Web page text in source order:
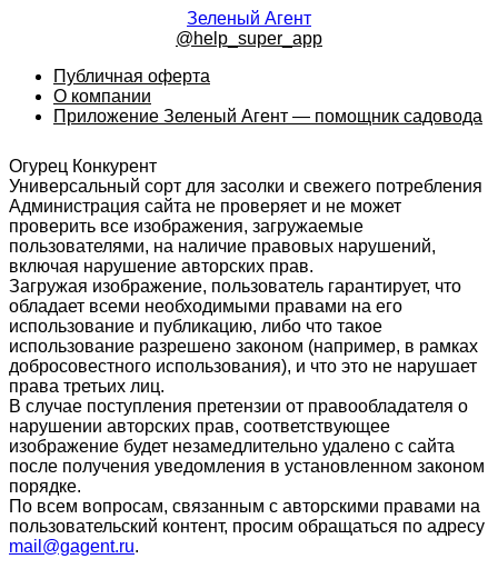
Зеленый Агент
@help_super_app
Публичная оферта
О компании
Приложение Зеленый Агент — помощник садовода
Огурец Конкурент
Универсальный сорт для засолки и свежего потребления
Администрация сайта не проверяет и не может
проверить все изображения, загружаемые
пользователями, на наличие правовых нарушений,
включая нарушение авторских прав.
Загружая изображение, пользователь гарантирует, что
обладает всеми необходимыми правами на его
использование и публикацию, либо что такое
использование разрешено законом (например, в рамках
добросовестного использования), и что это не нарушает
права третьих лиц.
В случае поступления претензии от правообладателя о
нарушении авторских прав, соответствующее
изображение будет незамедлительно удалено с сайта
после получения уведомления в установленном законом
порядке.
По всем вопросам, связанным с авторскими правами на
пользовательский контент, просим обращаться по адресу
mail@gagent.ru.